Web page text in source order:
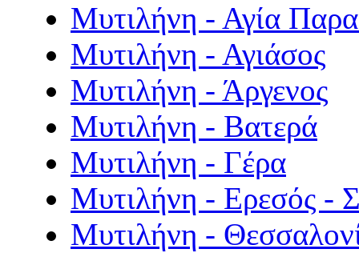
Μυτιλήνη - Αγία
Μυτιλήνη - Αγιάσος
Μυτιλήνη - Άργενος
Μυτιλήνη - Βατερά
Μυτιλήνη - Γέρα
Μυτιλήνη - Ερεσός -
Μυτιλήνη -